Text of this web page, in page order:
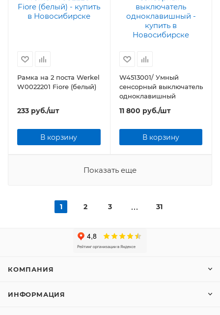
Рамка на 2 поста Werkel
W0022201 Fiore (белый)
233 руб./шт
В корзину
W4513001/ Умный
сенсорный выключатель
одноклавишный
11 800 руб./шт
В корзину
Показать еще
1 2 3 31
КОМПАНИЯ
ИНФОРМАЦИЯ